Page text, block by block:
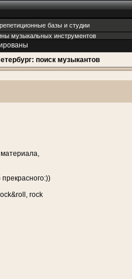
базы и студии
музыкальных инструментов
поиск музыкантов
rock